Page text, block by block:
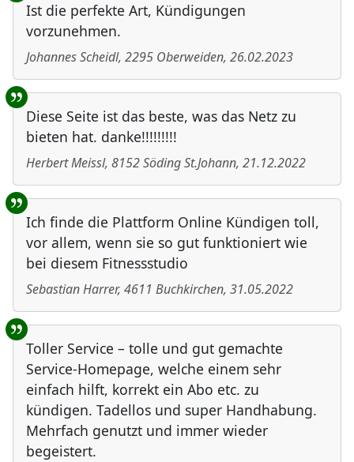
Ist die perfekte Art, Kündigungen
vorzunehmen.
Johannes Scheidl, 2295 Oberweiden, 26.02.2023
Diese Seite ist das beste, was das Netz zu
bieten hat. danke!!!!!!!!!
Herbert Meissl, 8152Söding St.Johann, 21.12.2022
Ich finde die Plattform Online Kündigen toll,
vor allem, wenn sie so gut funktioniert wie
bei diesem Fitnessstudio
Sebastian Harrer, 4611 Buchkirchen, 31.05.2022
Toller Service – tolle und gut gemachte
Service-Homepage, welche einem sehr
einfach hilft, korrekt ein Abo etc. zu
kündigen. Tadellos und super Handhabung.
Mehrfach genutzt und immer wieder
begeistert.